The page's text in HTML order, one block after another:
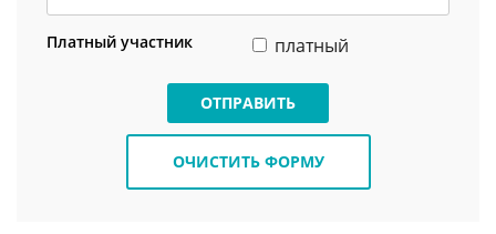
Платный участник платный
ОТПРАВИТЬ
ОЧИСТИТЬ ФОРМУ